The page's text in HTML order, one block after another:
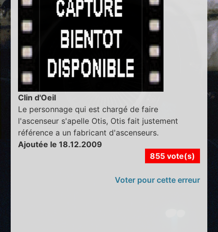
Clin d'Oeil
Le personnage qui est chargé de faire
l'ascenseur s'apelle Otis, Otis fait justement
référence a un fabricant d'ascenseurs.
Ajoutée le 18.12.2009
855 vote(s)
Voter pour cette erreur